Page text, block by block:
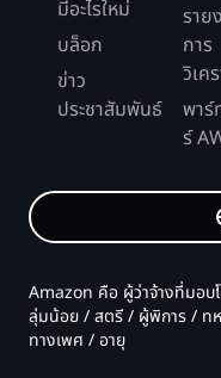
มีอะไรใหม่
บล็อก
ข่าว
ประชาสัมพันธ์
ราย
การ
วิเค
พาร์
ร์
Amazon คือ ผู้ว่าจ้างที่มอบ
ลุ่มน้อย / สตรี / ผู้พิการ / ท
ทางเพศ / อายุ